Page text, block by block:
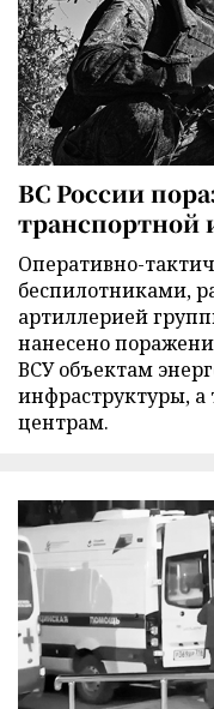
ВС России
транспортной
Оперативно-
беспилотниками,
артиллерией
нанесено
ВСУ объектам
инфраструктуры,
центрам.